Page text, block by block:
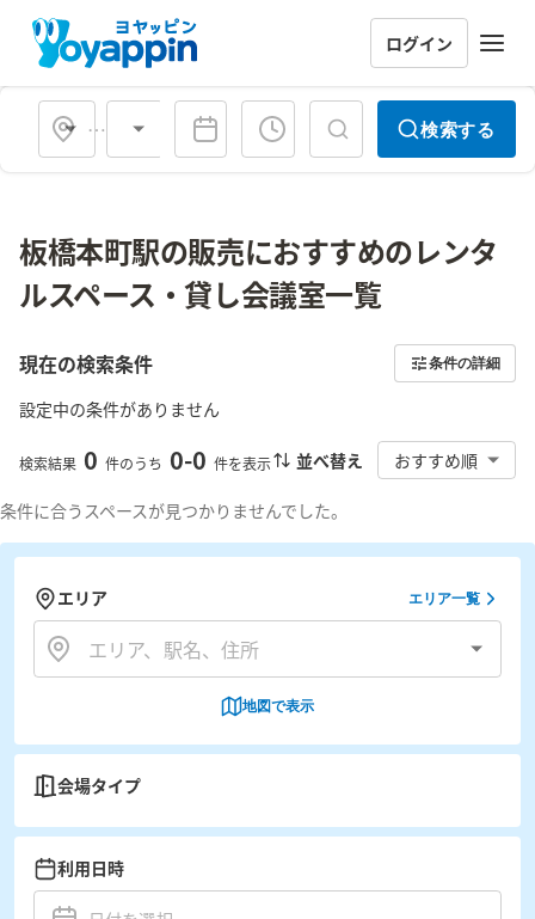
ログイン
会場タイプ 検索する
板橋本町駅の販売におすすめのレンタ
ルスペース・貸し会議室一覧
現在の検索条件 条件の詳細
設定中の条件がありません
検索結果 0 件のうち 0-0 件を表示 並べ替え おすすめ順
条件に合うスペースが見つかりませんでした。
エリア エリア一覧
地図で表示
会場タイプ
利用日時